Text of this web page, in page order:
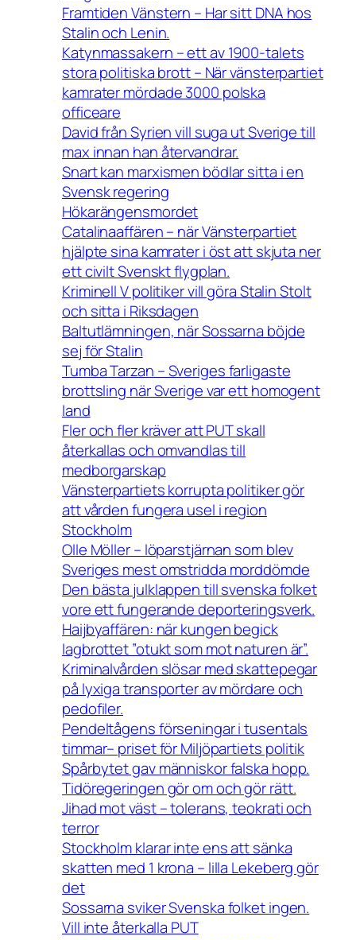
Framtiden Vänstern – Har sitt DNA hos
Stalin och Lenin.
Katynmassakern – ett av 1900-talets
stora politiska brott – När vänsterpartiet
kamrater mördade 3000 polska
officeare
David från Syrien vill suga ut Sverige till
max innan han återvandrar.
Snart kan marxismen bödlar sitta i en
Svensk regering
Hökarängensmordet
Catalinaaffären – när Vänsterpartiet
hjälpte sina kamrater i öst att skjuta ner
ett civilt Svenskt flygplan.
Kriminell V politiker vill göra Stalin Stolt
och sitta i Riksdagen
Baltutlämningen, när Sossarna böjde
sej för Stalin
Tumba Tarzan – Sveriges farligaste
brottsling när Sverige var ett homogent
land
Fler och fler kräver att PUT skall
återkallas och omvandlas till
medborgarskap
Vänsterpartiets korrupta politiker gör
att vården fungera usel i region
Stockholm
Olle Möller – löparstjärnan som blev
Sveriges mest omstridda morddömde
Den bästa julklappen till svenska folket
vore ett fungerande deporteringsverk.
Haijbyaffären: när kungen begick
lagbrottet ”otukt som mot naturen är”.
Kriminalvården slösar med skattepegar
på lyxiga transporter av mördare och
pedofiler.
Pendeltågens förseningar i tusentals
timmar– priset för Miljöpartiets politik
Spårbytet gav människor falska hopp.
Tidöregeringen gör om och gör rätt.
Jihad mot väst – tolerans, teokrati och
terror
Stockholm klarar inte ens att sänka
skatten med 1 krona – lilla Lekeberg gör
det
Sossarna sviker Svenska folket ingen.
Vill inte återkalla PUT